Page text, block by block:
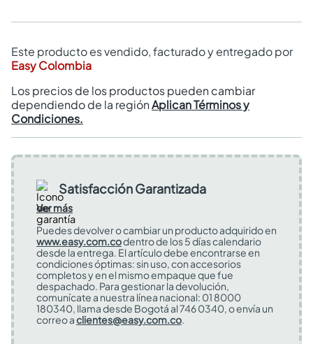
Este producto es vendido, facturado y entregado por
Easy Colombia
Los precios de los productos pueden cambiar
dependiendo de la regiónAplican Términos y
Condiciones.
Satisfacción Garantizada
Ver más
Puedes devolver o cambiar un producto adquirido en
www.easy.com.codentro de los 5 días calendario
desde la entrega. El artículo debe encontrarse en
condiciones óptimas: sin uso, con accesorios
completos y en el mismo empaque que fue
despachado. Para gestionar la devolución,
comunícate a nuestra línea nacional: 01 8000
180340, llama desde Bogotá al 746 0340, o envía un
correo aclientes@easy.com.co.